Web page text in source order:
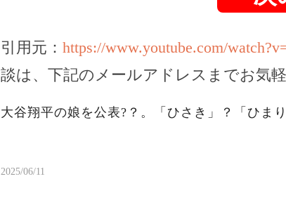
引用元： https://www.youtube.com/
談は、下記のメールアドレスまでお気
大谷翔平の娘を公表?？。「ひさき」？「ひま
2025/06/11